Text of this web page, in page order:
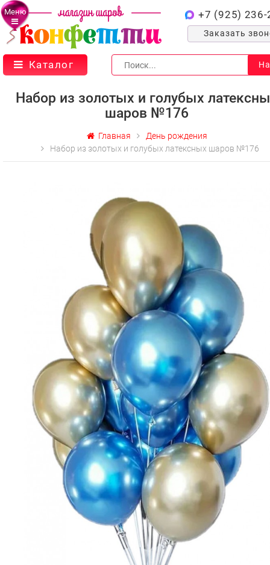
Меню +7 (925) 236-
Заказать
Каталог
Набор из золотых и голубых
шаров №176
Главная
День рождения
Набор из золотых и голубых латексных шаров №176